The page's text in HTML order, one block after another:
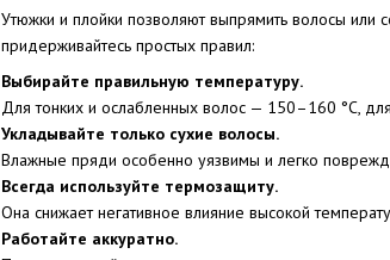
Утюжки и плойки позволяют выпрямить волосы или
придерживайтесь простых правил:
Выбирайте правильную температуру.
Для тонких и ослабленных волос — 150–160 °C,
Укладывайте только сухие волосы.
Влажные пряди особенно уязвимы и легко
Всегда используйте термозащиту.
Она снижает негативное влияние высокой
Работайте аккуратно.